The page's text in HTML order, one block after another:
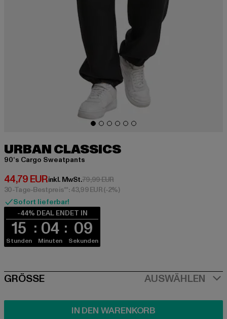
URBAN CLASSICS
90‘s Cargo Sweatpants
44,79 EUR
Derzeitiger Preis: 44,79 EUR
inkl. MwSt.79,99 EURAktionspreis: 79,99 EUR
30-Tage-Bestpreis**: 43,99 EUR(-2%)
Sofort lieferbar!
-44% DEAL ENDET IN
15
Stunden
04
Minuten
09
Sekunden
SIZE
GRÖSSE AUSWÄHLEN
IN DEN WARENKORB